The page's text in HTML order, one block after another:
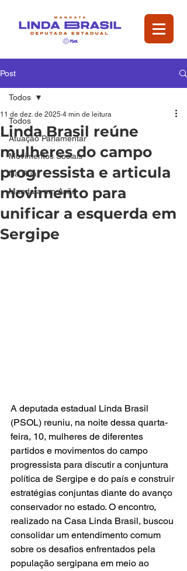
Post
Todos
Atuação Parlamentar
Movimentos Sociais
Na Rua
Mandata em Ação
Todos
Linda Brasil reúne
mulheres do campo
progressista e articula
movimento para
unificar a esquerda em
Sergipe
11 de dez. de 2025 4 min de leitura
A deputada estadual Linda Brasil
(PSOL) reuniu, na noite dessa quarta-
feira, 10, mulheres de diferentes
partidos e movimentos do campo
progressista para discutir a conjuntura
política de Sergipe e do país e construir
estratégias conjuntas diante do avanço
conservador no estado. O encontro,
realizado na Casa Linda Brasil, buscou
consolidar um entendimento comum
sobre os desafios enfrentados pela
população sergipana em meio ao